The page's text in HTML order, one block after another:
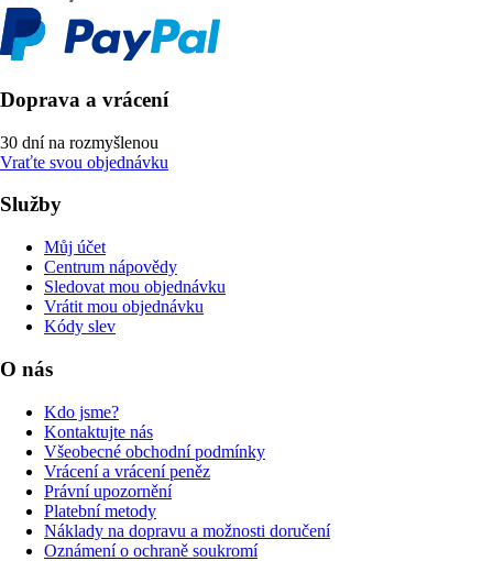
Doprava a vrácení
30 dní na rozmyšlenou
Vraťte svou objednávku
Služby
Můj účet
Centrum nápovědy
Sledovat mou objednávku
Vrátit mou objednávku
Kódy slev
O nás
Kdo jsme?
Kontaktujte nás
Všeobecné obchodní podmínky
Vrácení a vrácení peněz
Právní upozornění
Platební metody
Náklady na dopravu a možnosti doručení
Oznámení o ochraně soukromí